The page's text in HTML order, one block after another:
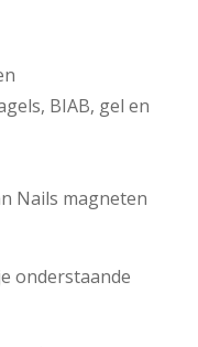
BIAB, gel en
Nails magneten
onderstaande